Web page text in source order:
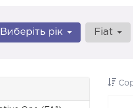
Виберіть рік Fiat